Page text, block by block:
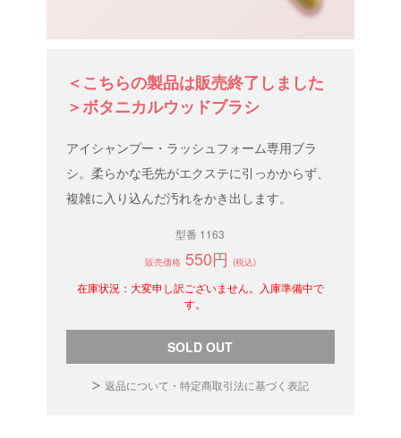
＜こちらの製品は販売終了しました
＞ボタニカルウッドブラシ
アイシャンプー・ラッシュフォーム専用ブラ
シ。柔らかな毛先がエクステに引っかからず、
複雑に入り込んだ汚れをかき出します。
型番 1163
販売価格 550円 (税込)
在庫状況：大変申し訳ございません。入庫準備中で
す。
SOLD OUT
返品について・特定商取引法に基づく表記